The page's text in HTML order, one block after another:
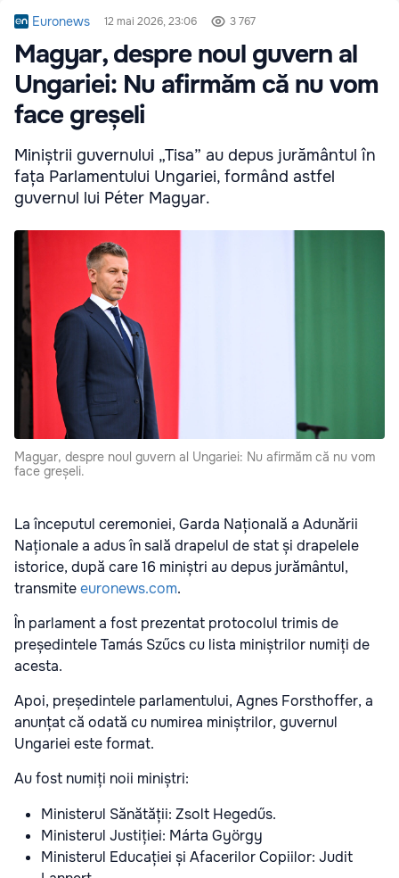
Euronews 12 mai 2026, 23:06 3 767
Magyar, despre noul guvern al
Ungariei: Nu afirmăm că nu vom
face greșeli
Miniștrii guvernului „Tisa” au depus jurământul în
fața Parlamentului Ungariei, formând astfel
guvernul lui Péter Magyar.
Magyar, despre noul guvern al Ungariei: Nu afirmăm că nu vom
face greșeli.
La începutul ceremoniei, Garda Națională a Adunării
Naționale a adus în sală drapelul de stat și drapelele
istorice, după care 16 miniștri au depus jurământul,
transmiteeuronews.com.
În parlament a fost prezentat protocolul trimis de
președintele Tamás Szűcs cu lista miniștrilor numiți de
acesta.
Apoi, președintele parlamentului, Agnes Forsthoffer, a
anunțat că odată cu numirea miniștrilor, guvernul
Ungariei este format.
Au fost numiți noii miniștri:
Ministerul Sănătății: Zsolt Hegedűs.
Ministerul Justiției: Márta György
Ministerul Educației și Afacerilor Copiilor: Judit